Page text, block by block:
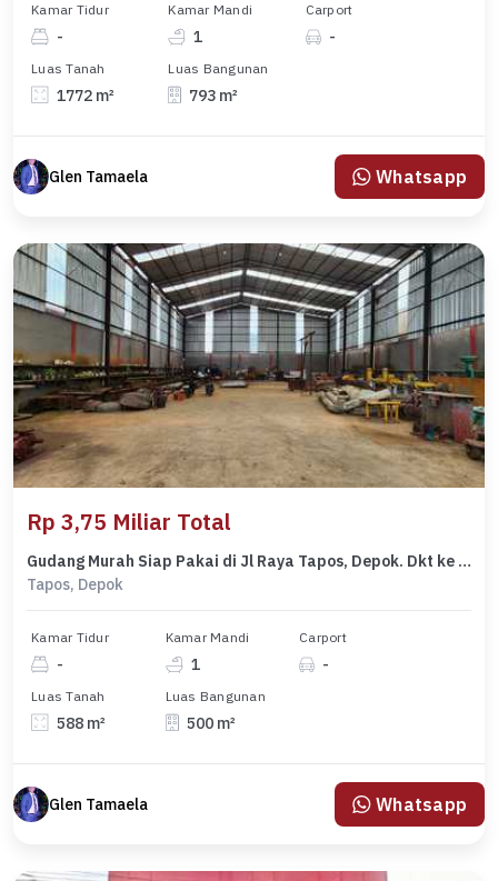
Kamar Tidur
-
Kamar Mandi
1
Carport
-
Luas Tanah
1772 m²
Luas Bangunan
793 m²
Glen Tamaela Whatsapp
Rp 3,75 Miliar Total
Gudang Murah Siap Pakai di Jl Raya Tapos, Depok. Dkt ke Akses Tol Jagorawi
Tapos, Depok
Kamar Tidur
-
Kamar Mandi
1
Carport
-
Luas Tanah
588 m²
Luas Bangunan
500 m²
Glen Tamaela Whatsapp